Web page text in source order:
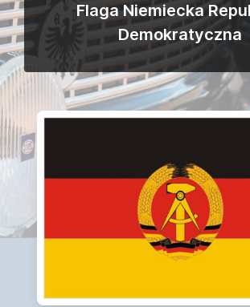
Flaga Niemiecka
Demokratyczna